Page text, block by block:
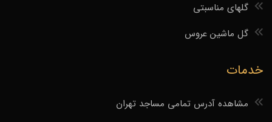
گلهای مناسبتی
گل ماشین عروس
خدمات
مشاهده آدرس تمامی مساجد تهران